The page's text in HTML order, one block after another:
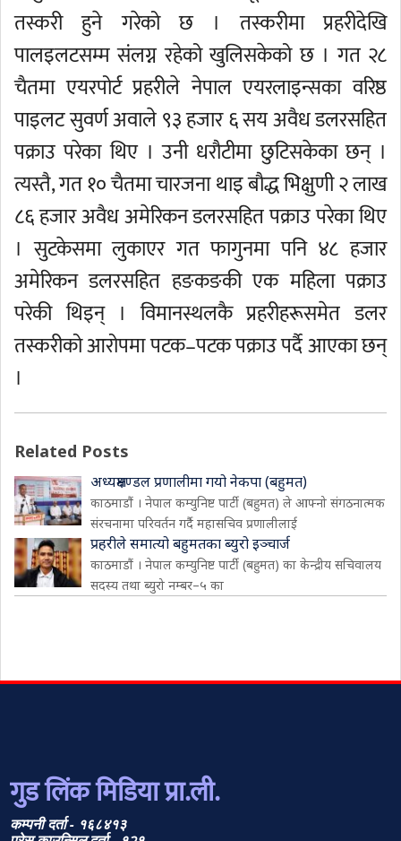
तस्करी हुने गरेको छ । तस्करीमा प्रहरीदेखि
पालइलटसम्म संलग्न रहेको खुलिसकेको छ । गत २८
चैतमा एयरपोर्ट प्रहरीले नेपाल एयरलाइन्सका वरिष्ठ
पाइलट सुवर्ण अवाले ९३ हजार ६ सय अवैध डलरसहित
पक्राउ परेका थिए । उनी धरौटीमा छुटिसकेका छन् ।
त्यस्तै, गत १० चैतमा चारजना थाइ बौद्ध भिक्षुणी २ लाख
८६ हजार अवैध अमेरिकन डलरसहित पक्राउ परेका थिए
। सुटकेसमा लुकाएर गत फागुनमा पनि ४८ हजार
अमेरिकन डलरसहित हङकङकी एक महिला पक्राउ
परेकी थिइन् । विमानस्थलकै प्रहरीहरूसमेत डलर
तस्करीको आरोपमा पटक–पटक पक्राउ पर्दै आएका छन्
।
Related Posts
अध्यक्षमण्डल प्रणालीमा गयो नेकपा (बहुमत)
काठमाडौं । नेपाल कम्युनिष्ट पार्टी (बहुमत) ले आफ्नो संगठनात्मक
संरचनामा परिवर्तन गर्दै महासचिव प्रणालीलाई
प्रहरीले समात्यो बहुमतका ब्युरो इञ्चार्ज
काठमाडौं । नेपाल कम्युनिष्ट पार्टी (बहुमत) का केन्द्रीय सचिवालय
सदस्य तथा ब्युरो नम्बर–५ का
गुड लिंक मिडिया प्रा.ली.
कम्पनी दर्ता - १६८४१३